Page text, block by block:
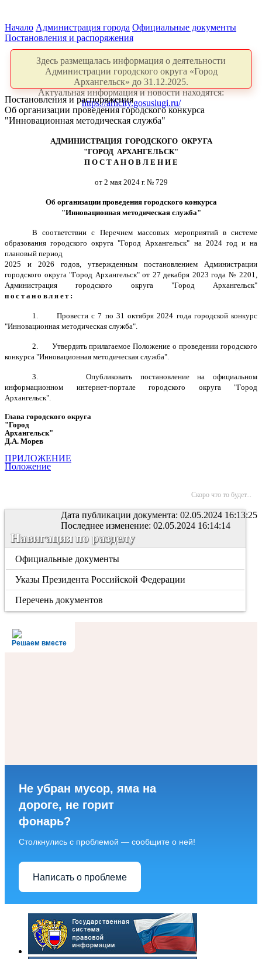
Начало Администрация города Официальные документы
Постановления и распоряжения
Здесь размещалась информация о деятельности
Администрации городского округа «Город
Архангельск» до 31.12.2025.
Актуальная информация и новости находятся:
https://arhcity.gosuslugi.ru/
Постановления и распоряжения
Об организации проведения городского конкурса
"Инновационная методическая служба"
АДМИНИСТРАЦИЯ ГОРОДСКОГО ОКРУГА
"ГОРОД АРХАНГЕЛЬСК"
П О С Т А Н О В Л Е Н И Е
от 2 мая 2024 г. № 729
Об организации проведения городского конкурса
"Инновационная методическая служба"
В соответствии с Перечнем массовых мероприятий в системе
образования городского округа "Город Архангельск" на 2024 год и на
плановый период
2025 и 2026 годов, утвержденным постановлением Администрации
городского округа "Город Архангельск" от 27 декабря 2023 года № 2201,
Администрация городского округа "Город Архангельск"
постановляет:
1. Провестис 7 по 31 октября 2024 года городской конкурс
"Инновационная методическая служба".
2. Утвердить прилагаемое Положение опроведении городского
конкурса "Инновационная методическая служба".
3. Опубликовать постановление на официальном
информационном интернет-портале городского округа "Город
Архангельск".
Глава городского округа
"Город
Архангельск"
Д.А. Морев
ПРИЛОЖЕНИЕ
Положение
Скоро что то будет...
Дата публикации документа: 02.05.2024 16:13:25
Последнее изменение: 02.05.2024 16:14:14
Навигация по разделу
Официальные документы
Указы Президента Российской Федерации
Перечень документов
Решаем вместе
Не убран мусор, яма на
дороге, не горит
фонарь?
Столкнулись с проблемой — сообщите о ней!
Написать о проблеме